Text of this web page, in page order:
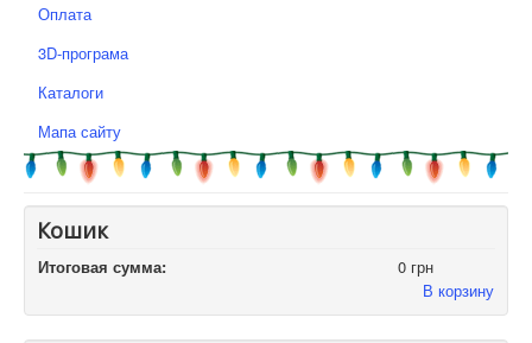
Оплата
3D-програма
Каталоги
Мапа сайту
Кошик
Итоговая сумма:
0 грн
В корзину